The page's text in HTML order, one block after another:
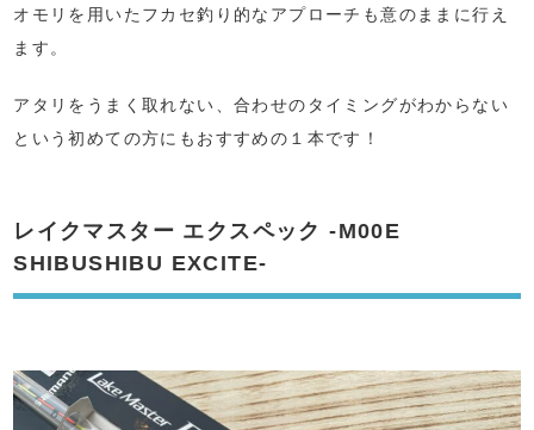
オモリを用いたフカセ釣り的なアプローチも意のままに行え
ます。
アタリをうまく取れない、合わせのタイミングがわからない
という初めての方にもおすすめの１本です！
レイクマスター エクスペック -M00E
SHIBUSHIBU EXCITE-